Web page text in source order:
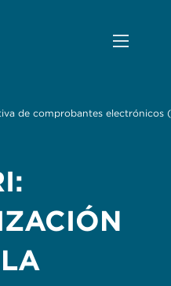
de comprobantes electrónicos